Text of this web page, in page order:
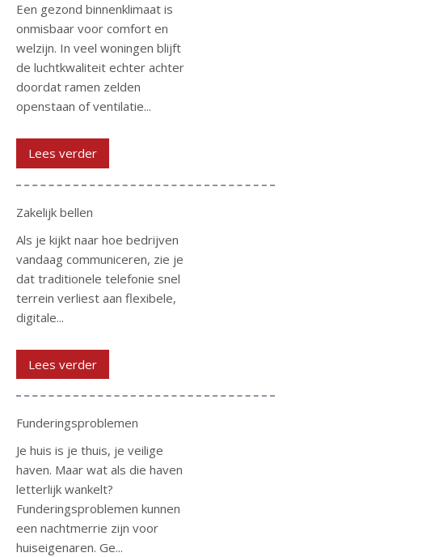
Een gezond binnenklimaat is
onmisbaar voor comfort en
welzijn. In veel woningen blijft
de luchtkwaliteit echter achter
doordat ramen zelden
openstaan of ventilatie...
Lees verder
Zakelijk bellen
Als je kijkt naar hoe bedrijven
vandaag communiceren, zie je
dat traditionele telefonie snel
terrein verliest aan flexibele,
digitale...
Lees verder
Funderingsproblemen
Je huis is je thuis, je veilige
haven. Maar wat als die haven
letterlijk wankelt?
Funderingsproblemen kunnen
een nachtmerrie zijn voor
huiseigenaren. Ge...